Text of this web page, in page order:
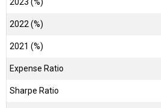
2023 (%)
2022 (%)
2021 (%)
Expense Ratio
Sharpe Ratio